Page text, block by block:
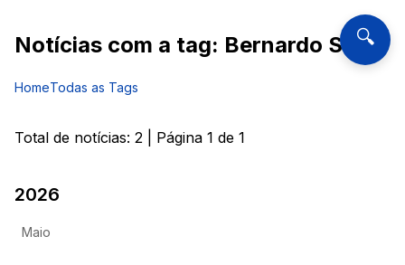
🔍
Notícias com a tag: Bernardo Silva
HomeTodas as Tags
Total de notícias: 2 | Página 1 de 1
2026
Maio